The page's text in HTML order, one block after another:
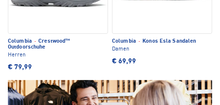
Columbia · Crestwood™
Outdoorschuhe
Herren
€ 79,99
Columbia ·
Konos Esla Sandalen
Damen
€ 69,99